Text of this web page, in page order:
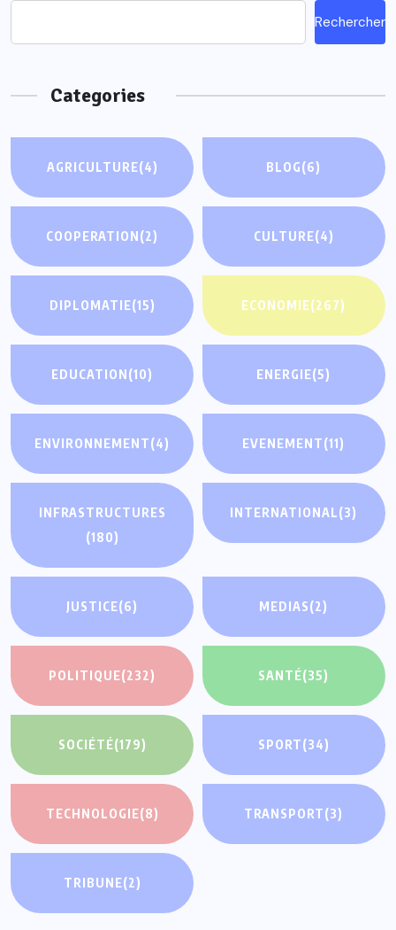
Rechercher
Categories
AGRICULTURE(4) BLOG(6)
COOPERATION(2) CULTURE(4)
DIPLOMATIE(15) ECONOMIE(267)
EDUCATION(10) ENERGIE(5)
ENVIRONNEMENT(4) EVENEMENT(11)
INFRASTRUCTURES
(180)
INTERNATIONAL(3)
JUSTICE(6) MEDIAS(2)
POLITIQUE(232) SANTÉ(35)
SOCIÉTÉ(179) SPORT(34)
TECHNOLOGIE(8) TRANSPORT(3)
TRIBUNE(2)